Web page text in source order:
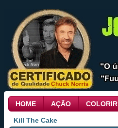
HOME AÇÃO COLORIR
Kill The Cake